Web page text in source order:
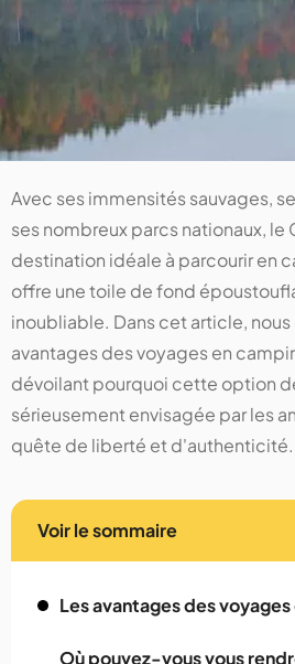
Avec ses immensités sauvages,
ses nombreux parcs nationaux, le
destination idéale à parcourir en
offre une toile de fond
inoubliable. Dans cet article,
avantages des voyages en
dévoilant pourquoi cette option
sérieusement envisagée par les
quête de liberté et d'authenticité.
Voir le sommaire
Les avantages des
Où pouvez-vous vous